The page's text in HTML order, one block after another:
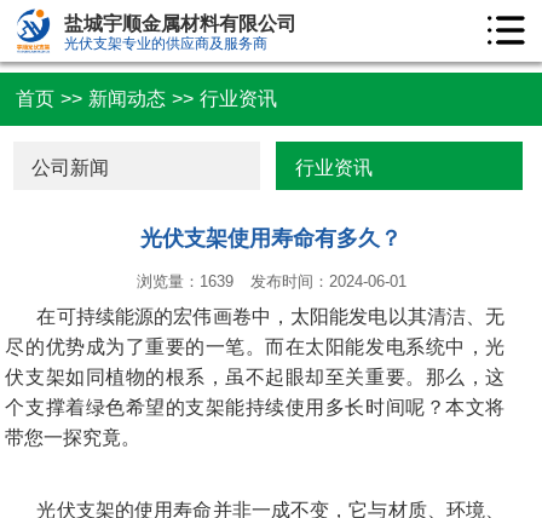
盐城宇顺金属材料有限公司
光伏支架专业的供应商及服务商
首页 >> 新闻动态 >> 行业资讯
公司新闻 行业资讯
光伏支架使用寿命有多久？
浏览量：1639 发布时间：2024-06-01
在可持续能源的宏伟画卷中，太阳能发电以其清洁、无
尽的优势成为了重要的一笔。而在太阳能发电系统中，光
伏支架如同植物的根系，虽不起眼却至关重要。那么，这
个支撑着绿色希望的支架能持续使用多长时间呢？本文将
带您一探究竟。
光伏支架的使用寿命并非一成不变，它与材质、环境、